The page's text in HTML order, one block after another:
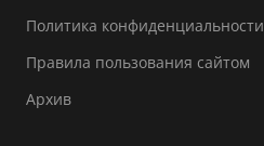
Политика конфиденциальности
Правила пользования сайтом
Архив